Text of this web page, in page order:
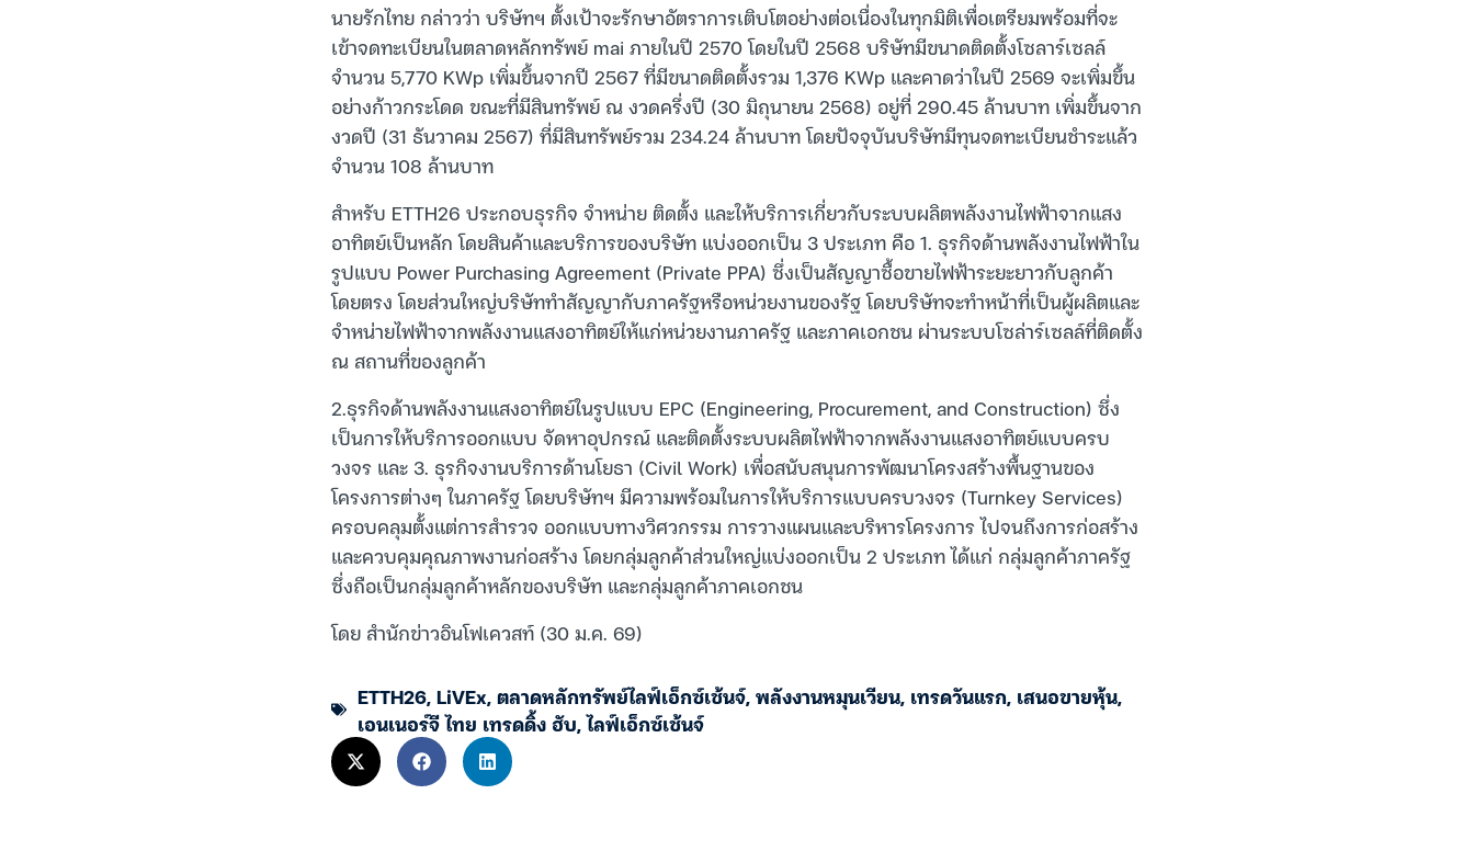
นายรักไทย กล่าวว่า บริษัทฯ ตั้งเป้าจะรักษาอัตราการเติบโตอย่างต่อเนื่องในทุกมิติเพื่อเตรียมพร้อมที่จะ
เข้าจดทะเบียนในตลาดหลักทรัพย์ mai ภายในปี 2570 โดยในปี 2568 บริษัทมีขนาดติดตั้งโซลาร์เซลล์
จำนวน 5,770 KWp เพิ่มขึ้นจากปี 2567 ที่มีขนาดติดตั้งรวม 1,376 KWp และคาดว่าในปี 2569 จะเพิ่มขึ้น
อย่างก้าวกระโดด ขณะที่มีสินทรัพย์ ณ งวดครึ่งปี (30 มิถุนายน 2568) อยู่ที่ 290.45 ล้านบาท เพิ่มขึ้นจาก
งวดปี (31 ธันวาคม 2567) ที่มีสินทรัพย์รวม 234.24 ล้านบาท โดยปัจจุบันบริษัทมีทุนจดทะเบียนชำระแล้ว
จำนวน 108 ล้านบาท
สำหรับ ETTH26 ประกอบธุรกิจ จำหน่าย ติดตั้ง และให้บริการเกี่ยวกับระบบผลิตพลังงานไฟฟ้าจากแสง
อาทิตย์เป็นหลัก โดยสินค้าและบริการของบริษัท แบ่งออกเป็น 3 ประเภท คือ 1. ธุรกิจด้านพลังงานไฟฟ้าใน
รูปแบบ Power Purchasing Agreement (Private PPA) ซึ่งเป็นสัญญาซื้อขายไฟฟ้าระยะยาวกับลูกค้า
โดยตรง โดยส่วนใหญ่บริษัททำสัญญากับภาครัฐหรือหน่วยงานของรัฐ โดยบริษัทจะทำหน้าที่เป็นผู้ผลิตและ
จำหน่ายไฟฟ้าจากพลังงานแสงอาทิตย์ให้แก่หน่วยงานภาครัฐ และภาคเอกชน ผ่านระบบโซล่าร์เซลล์ที่ติดตั้ง
ณ สถานที่ของลูกค้า
2.ธุรกิจด้านพลังงานแสงอาทิตย์ในรูปแบบ EPC (Engineering, Procurement, and Construction) ซึ่ง
เป็นการให้บริการออกแบบ จัดหาอุปกรณ์ และติดตั้งระบบผลิตไฟฟ้าจากพลังงานแสงอาทิตย์แบบครบ
วงจร และ 3. ธุรกิจงานบริการด้านโยธา (Civil Work) เพื่อสนับสนุนการพัฒนาโครงสร้างพื้นฐานของ
โครงการต่างๆ ในภาครัฐ โดยบริษัทฯ มีความพร้อมในการให้บริการแบบครบวงจร (Turnkey Services)
ครอบคลุมตั้งแต่การสำรวจ ออกแบบทางวิศวกรรม การวางแผนและบริหารโครงการ ไปจนถึงการก่อสร้าง
และควบคุมคุณภาพงานก่อสร้าง โดยกลุ่มลูกค้าส่วนใหญ่แบ่งออกเป็น 2 ประเภท ได้แก่ กลุ่มลูกค้าภาครัฐ
ซึ่งถือเป็นกลุ่มลูกค้าหลักของบริษัท และกลุ่มลูกค้าภาคเอกชน
โดย สำนักข่าวอินโฟเควสท์ (30 ม.ค. 69)
ETTH26,LiVEx,ตลาดหลักทรัพย์ไลฟ์เอ็กซ์เช้นจ์,พลังงานหมุนเวียน, เทรดวันแรก, เสนอขายหุ้น,
เอนเนอร์จี ไทย เทรดดิ้ง ฮับ,ไลฟ์เอ็กซ์เช้นจ์